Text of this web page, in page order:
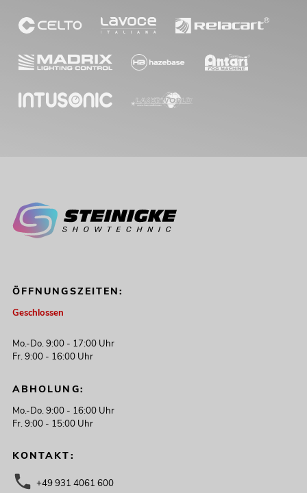
ÖFFNUNGSZEITEN:
Geschlossen
Mo.-Do. 9:00 - 17:00 Uhr
Fr. 9:00 - 16:00 Uhr
ABHOLUNG:
Mo.-Do. 9:00 - 16:00 Uhr
Fr. 9:00 - 15:00 Uhr
KONTAKT:
+49 931 4061 600